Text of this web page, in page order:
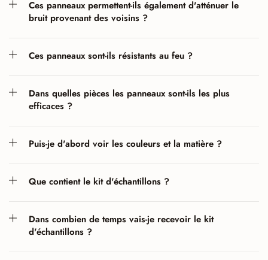
Ces panneaux permettent-ils également d'atténuer le
bruit provenant des voisins ?
Ces panneaux sont-ils résistants au feu ?
Dans quelles pièces les panneaux sont-ils les plus
efficaces ?
Puis-je d'abord voir les couleurs et la matière ?
Que contient le kit d'échantillons ?
Dans combien de temps vais-je recevoir le kit
d'échantillons ?